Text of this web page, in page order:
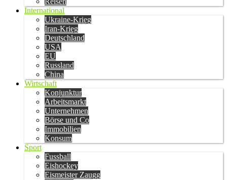
International
Ukraine-Krieg
Iran-Krieg
Deutschland
USA
EU
Russland
China
Wirtschaft
Konjunktur
Arbeitsmarkt
Unternehmen
Börse und Co
Immobilien
Konsum
Sport
Fussball
Eishockey
Eismeister Zaugg